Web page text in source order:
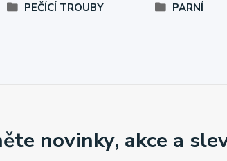
PEČÍCÍ TROUBY PARNÍ
novinky, akce a